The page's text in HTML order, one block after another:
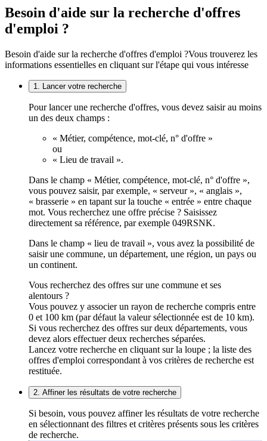
Besoin d'aide sur la recherche d'offres
d'emploi ?
Besoin d'aide sur la recherche d'offres d'emploi ?Vous trouverez les
informations essentielles en cliquant sur l'étape qui vous intéresse
1. Lancer votre recherche
Pour lancer une recherche d'offres, vous devez saisir au moins
un des deux champs :
« Métier, compétence, mot-clé, n° d'offre »
ou
« Lieu de travail ».
Dans le champ « Métier, compétence, mot-clé, n° d'offre »,
vous pouvez saisir, par exemple, « serveur », « anglais »,
« brasserie » en tapant sur la touche « entrée » entre chaque
mot. Vous recherchez une offre précise ? Saisissez
directement sa référence, par exemple 049RSNK.
Dans le champ « lieu de travail », vous avez la possibilité de
saisir une commune, un département, une région, un pays ou
un continent.
Vous recherchez des offres sur une commune et ses
alentours ?
Vous pouvez y associer un rayon de recherche compris entre
0 et 100 km (par défaut la valeur sélectionnée est de 10 km).
Si vous recherchez des offres sur deux départements, vous
devez alors effectuer deux recherches séparées.
Lancez votre recherche en cliquant sur la loupe ; la liste des
offres d'emploi correspondant à vos critères de recherche est
restituée.
2. Affiner les résultats de votre recherche
Si besoin, vous pouvez affiner les résultats de votre recherche
en sélectionnant des filtres et critères présents sous les critères
de recherche.